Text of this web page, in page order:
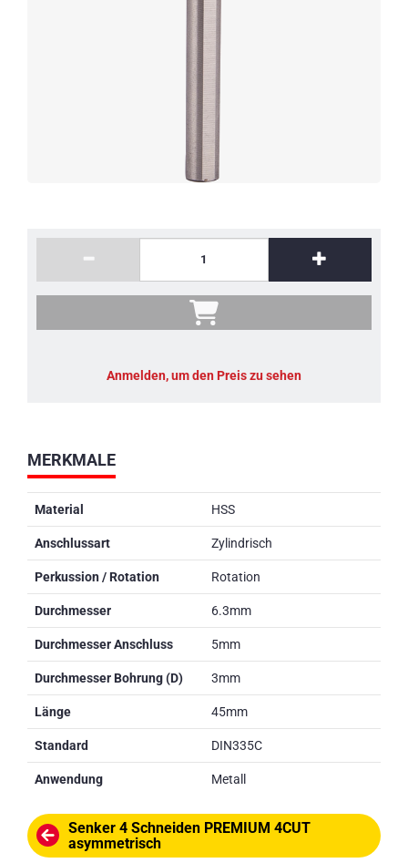
MERKMALE
Material HSS
Anschlussart Zylindrisch
Perkussion / Rotation Rotation
Durchmesser 6.3mm
Durchmesser Anschluss 5mm
Durchmesser Bohrung (D) 3mm
Länge 45mm
Standard DIN335C
Anwendung Metall
Senker 4 Schneiden PREMIUM 4CUT
asymmetrisch
Anmelden, um den Preis zu sehen